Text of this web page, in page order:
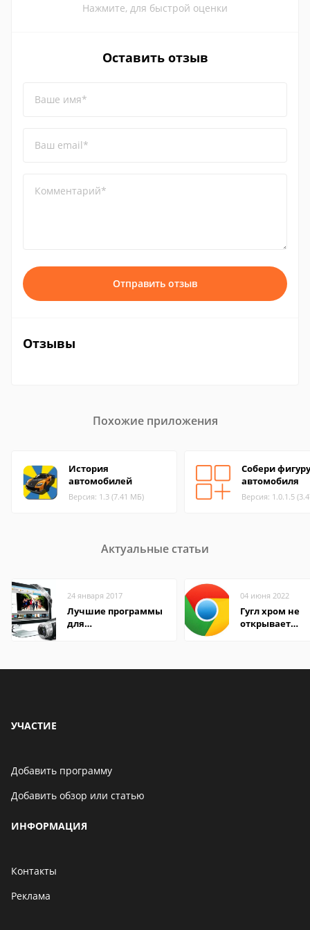
Нажмите, для быстрой оценки
Оставить отзыв
Ваше имя*
Ваш email*
Комментарий*
Отправить отзыв
Отзывы
Похожие приложения
История
автомобилей
Версия: 1.3 (7.41 МБ)
Собери фигуру
автомобиля
Версия: 1.0.1.5
Актуальные статьи
24 января 2017
Лучшие программы
для
04 июня 2022
Гугл хром не
открывает
УЧАСТИЕ
Добавить программу
Добавить обзор или статью
ИНФОРМАЦИЯ
Контакты
Реклама